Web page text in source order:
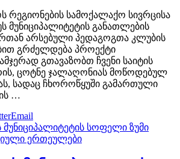
რეგიონების სამოქალაქო სივრცისა
მუნიციპალიტეტის განათლების
არსებული პედაგოგთა კლუბის
გრძელდება პროექტი
გთავაზობთ ჩვენი საიტის
ცოტნე ჯალაღონიას მოწოდებულ
სადაც ჩხოროწყუში გამართული
…
Email
ერთეულები